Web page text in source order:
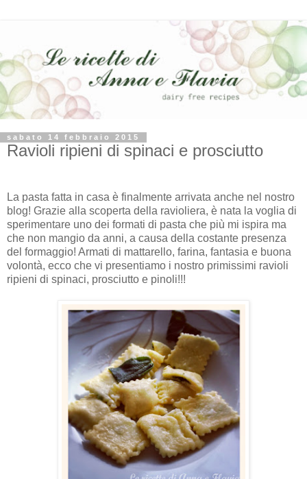
sabato 14 febbraio 2015
Ravioli ripieni di spinaci e prosciutto
La pasta fatta in casa è finalmente arrivata anche nel nostro
blog! Grazie alla scoperta della ravioliera, è nata la voglia di
sperimentare uno dei formati di pasta che più mi ispira ma
che non mangio da anni, a causa della costante presenza
del formaggio! Armati di mattarello, farina, fantasia e buona
volontà, ecco che vi presentiamo i nostro primissimi ravioli
ripieni di spinaci, prosciutto e pinoli!!!